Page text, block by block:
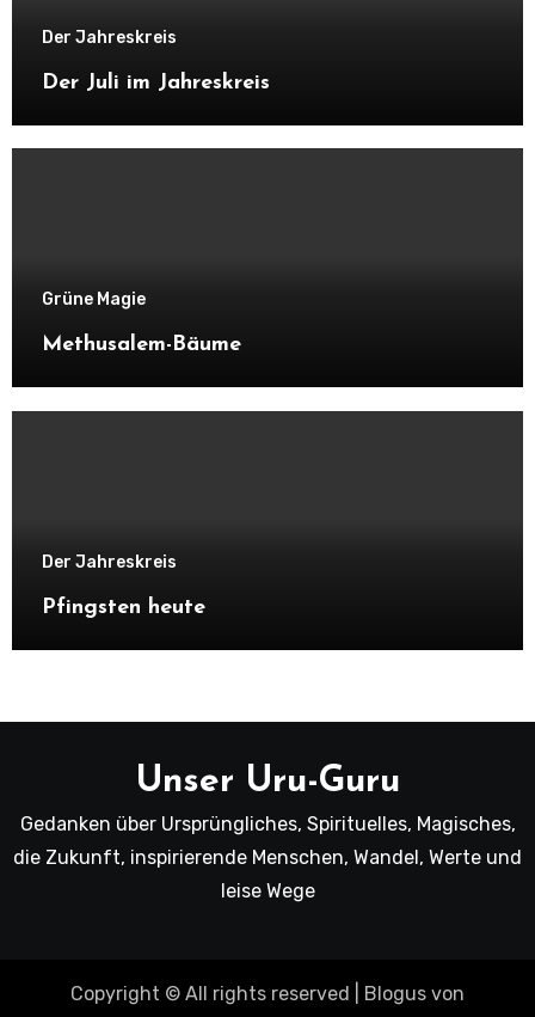
Der Jahreskreis
Der Juli im Jahreskreis
Grüne Magie
Methusalem-Bäume
Der Jahreskreis
Pfingsten heute
Unser Uru-Guru
Gedanken über Ursprüngliches, Spirituelles, Magisches,
die Zukunft, inspirierende Menschen, Wandel, Werte und
leise Wege
Copyright © All rights reserved Blogus von